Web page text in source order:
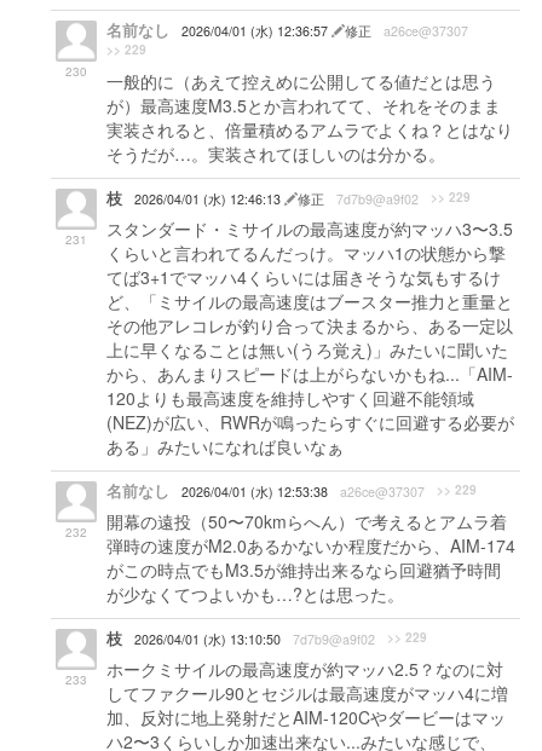
230
名前なし 2026/04/01 (水) 12:36:57 修正 a26ce@37307
>> 229
一般的に（あえて控えめに公開してる値だとは思う
が）最高速度M3.5とか言われてて、それをそのまま
実装されると、倍量積めるアムラでよくね？とはなり
そうだが…。実装されてほしいのは分かる。
231
枝 2026/04/01 (水) 12:46:13 修正 7d7b9@a9f02 >> 229
スタンダード・ミサイルの最高速度が約マッハ3〜3.5
くらいと言われてるんだっけ。マッハ1の状態から撃
てば3+1でマッハ4くらいには届きそうな気もするけ
ど、「ミサイルの最高速度はブースター推力と重量と
その他アレコレが釣り合って決まるから、ある一定以
上に早くなることは無い(うろ覚え)」みたいに聞いた
から、あんまりスピードは上がらないかもね...「AIM-
120よりも最高速度を維持しやすく回避不能領域
(NEZ)が広い、RWRが鳴ったらすぐに回避する必要が
ある」みたいになれば良いなぁ
232
名前なし 2026/04/01 (水) 12:53:38 a26ce@37307 >> 229
開幕の遠投（50〜70kmらへん）で考えるとアムラ着
弾時の速度がM2.0あるかないか程度だから、AIM-174
がこの時点でもM3.5が維持出来るなら回避猶予時間
が少なくてつよいかも…?とは思った。
233
枝 2026/04/01 (水) 13:10:50 7d7b9@a9f02 >> 229
ホークミサイルの最高速度が約マッハ2.5？なのに対
してファクール90とセジルは最高速度がマッハ4に増
加、反対に地上発射だとAIM-120Cやダービーはマッ
ハ2〜3くらいしか加速出来ない...みたいな感じで、